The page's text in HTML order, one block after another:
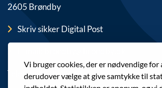
Vi bruger cookies, der er nødvendige
derudover vælge at give samtykke til
2605 Brøndby
Skriv sikker Digital Post
Telefon: 43 28 28 28